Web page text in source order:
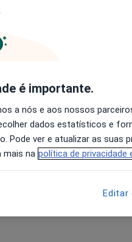
um atendimento
é importante.
a nós e aos nossos
dados estatísticos e
Pode ver e atualizar as suas
mais na política de privacidade